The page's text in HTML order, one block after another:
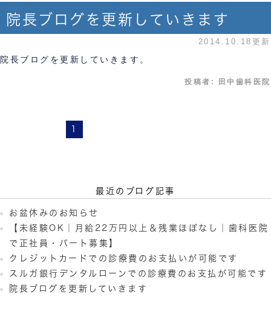
院長ブログを更新していきます
2014.10.18更新
院長ブログを更新していきます。
投稿者: 田中歯科医院
1
最近のブログ記事
お盆休みのお知らせ
【未経験OK｜月給22万円以上＆残業ほぼなし｜歯科医院
で正社員・パート募集】
クレジットカードでの診療費のお支払いが可能です
スルガ銀行デンタルローンでの診療費のお支払が可能です
院長ブログを更新していきます